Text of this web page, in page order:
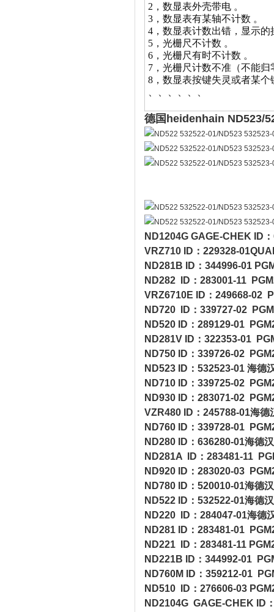
2，数显表外壳带电 。
3， 数显表有某轴不计数 。
4， 数显表计数出错，显示
5， 光栅尺不计数 。
6， 光栅尺有时不计数 。
7， 光栅尺计数不准（不能归
8，数显表按键失灵或者某个
德国heidenhain ND523/
ND1204G GAGE-CHEK ID
VRZ710 ID：229328-
ND281B ID：344996-01
ND282 ID：283001-11
VRZ6710E ID：249668-02
ND720 ID：339727-02
ND520 ID：289129-01
ND281V ID：322353-01
ND750 ID：339726-02
ND523 ID：532523-01 海德
ND710 ID：339725-02
ND930 ID：283071-02
VZR480 ID：245788-01海
ND760 ID：339728-01
ND280 ID：636280-01海德
ND281A ID：283481-11
ND920 ID：283020-03
ND780 ID：520010-01海德
ND522 ID：532522-01海德
ND220 ID：284047-01海德
ND281 ID：283481-01
ND221 ID：283481-11
ND221B ID：344992-01
ND760M ID：359212-01
ND510 ID：276606-03
ND2104G GAGE-CHEK ID